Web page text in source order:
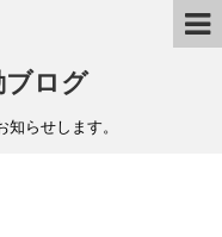
ブログ
らせします。